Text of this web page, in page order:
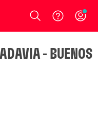
Login
- BUENOS